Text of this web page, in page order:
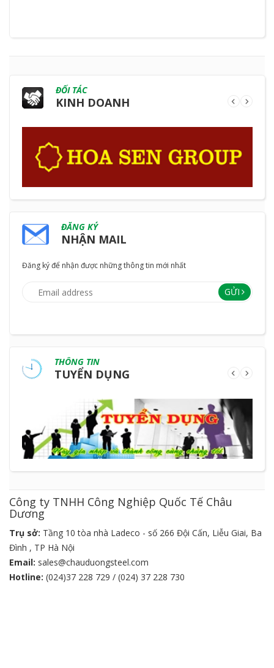
ĐỐI TÁC
KINH DOANH
ĐĂNG KÝ
NHẬN MAIL
Đăng ký để nhận được những thông tin mới nhất
GỬI
THÔNG TIN
TUYỂN DỤNG
Công ty TNHH Công Nghiệp Quốc Tế Châu
Dương
Trụ sở: Tầng 10 tòa nhà Ladeco - số 266 Đội Cấn, Liễu Giai, Ba
Đình , TP Hà Nội
Email: sales@chauduongsteel.com
Hotline: (024)37 228 729 / (024) 37 228 730